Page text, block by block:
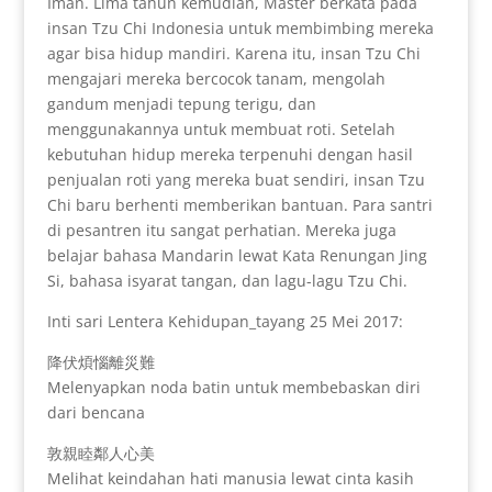
insan Tzu Chi Indonesia untuk membimbing mereka
agar bisa hidup mandiri. Karena itu, insan Tzu Chi
mengajari mereka bercocok tanam, mengolah
gandum menjadi tepung terigu, dan
menggunakannya untuk membuat roti. Setelah
kebutuhan hidup mereka terpenuhi dengan hasil
penjualan roti yang mereka buat sendiri, insan Tzu
Chi baru berhenti memberikan bantuan. Para santri
di pesantren itu sangat perhatian. Mereka juga
belajar bahasa Mandarin lewat Kata Renungan Jing
Si, bahasa isyarat tangan, dan lagu-lagu Tzu Chi.
Inti sari Lentera Kehidupan_tayang 25 Mei 2017:
降伏煩惱離災難
Melenyapkan noda batin untuk membebaskan diri
dari bencana
敦親睦鄰人心美
Melihat keindahan hati manusia lewat cinta kasih